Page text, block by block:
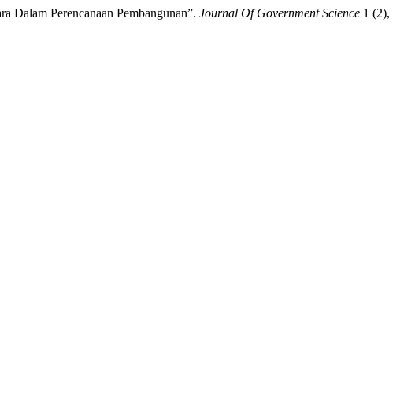
Dalam Perencanaan Pembangunan”. Journal Of Government Science 1 (2),